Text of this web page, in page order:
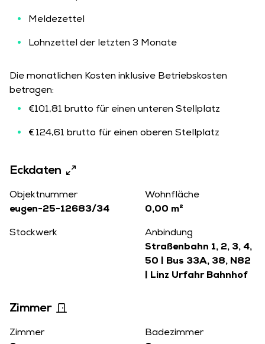
Meldezettel
Lohnzettel der letzten 3 Monate
Die monatlichen Kosten inklusive Betriebskosten
betragen:
€101,81 brutto für einen unteren Stellplatz
€ 124,61 brutto für einen oberen Stellplatz
Eckdaten
Objektnummer
eugen-25-12683/34
Wohnfläche
0,00 m²
Stockwerk
Anbindung
Straßenbahn 1, 2, 3, 4,
50 | Bus 33A, 38, N82
| Linz Urfahr Bahnhof
Zimmer
Zimmer
Badezimmer